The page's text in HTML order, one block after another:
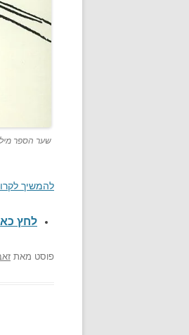
שער הספר
להמשיך
לחץ
פוסט מאת